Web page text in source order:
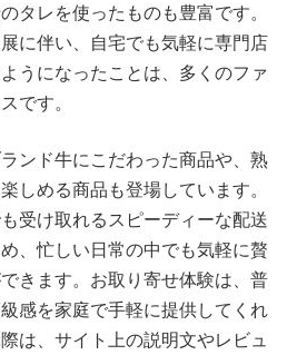
タレを使ったものも豊富です。
に伴い、自宅でも気軽に専門店
うになったことは、多くのファ
です。
ンド牛にこだわった商品や、熟
しめる商品も登場しています。
受け取れるスピーディーな配送
、忙しい日常の中でも気軽に贅
きます。お取り寄せ体験は、普
感を家庭で手軽に提供してくれ
は、サイト上の説明文やレビュ